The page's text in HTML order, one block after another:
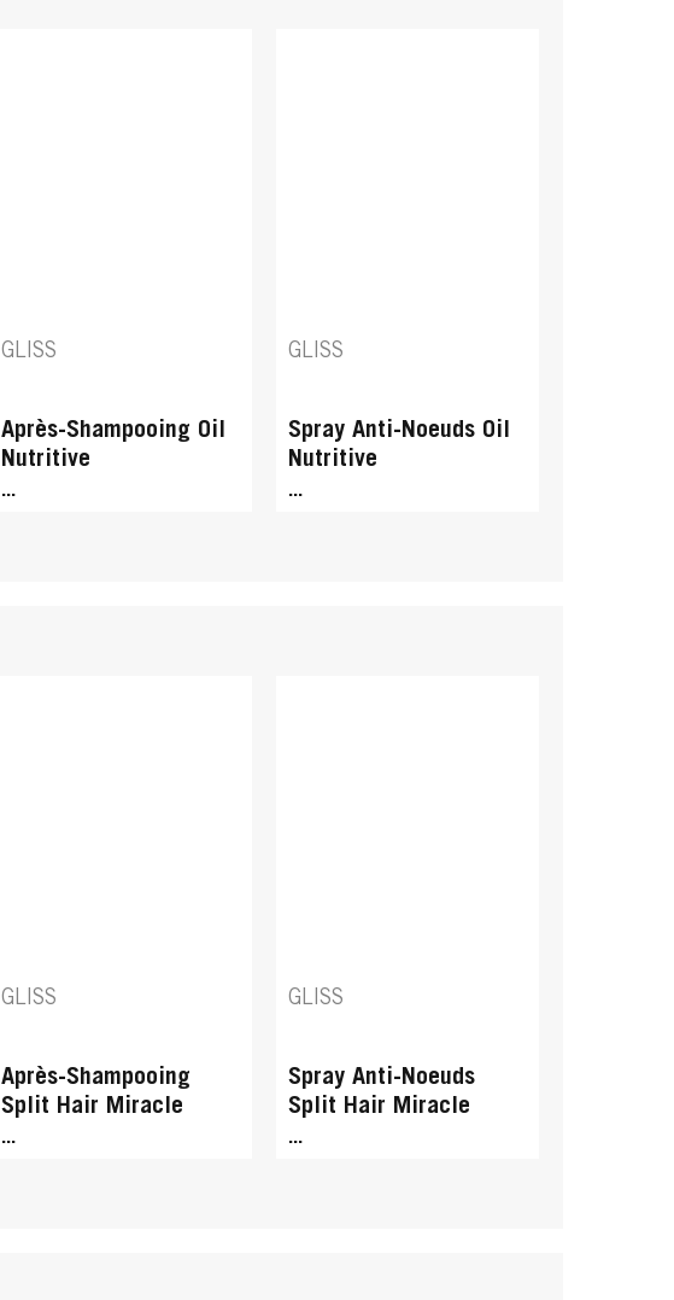
GLISS
Après-Shampooing Oil
Nutritive
...
GLISS
Spray Anti-Noeuds Oil
Nutritive
...
...
GLISS
Après-Shampooing
Split Hair Miracle
...
GLISS
Spray Anti-Noeuds
Split Hair Miracle
...